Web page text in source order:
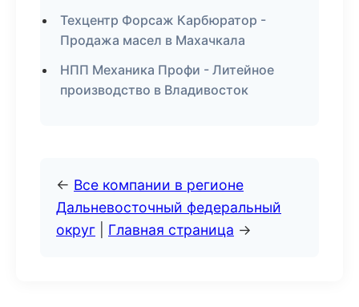
Техцентр Форсаж Карбюратор -
Продажа масел в Махачкала
НПП Механика Профи - Литейное
производство в Владивосток
← Все компании в регионе
Дальневосточный федеральный
округ
Главная страница →